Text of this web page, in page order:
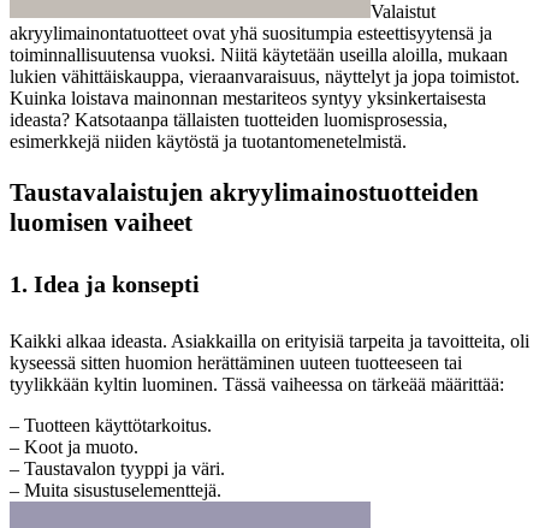
Valaistut
akryylimainontatuotteet ovat yhä suositumpia esteettisyytensä ja
toiminnallisuutensa vuoksi. Niitä käytetään useilla aloilla, mukaan
lukien vähittäiskauppa, vieraanvaraisuus, näyttelyt ja jopa toimistot.
Kuinka loistava mainonnan mestariteos syntyy yksinkertaisesta
ideasta? Katsotaanpa tällaisten tuotteiden luomisprosessia,
esimerkkejä niiden käytöstä ja tuotantomenetelmistä.
Taustavalaistujen akryylimainostuotteiden
luomisen vaiheet
1. Idea ja konsepti
Kaikki alkaa ideasta. Asiakkailla on erityisiä tarpeita ja tavoitteita, oli
kyseessä sitten huomion herättäminen uuteen tuotteeseen tai
tyylikkään kyltin luominen. Tässä vaiheessa on tärkeää määrittää:
– Tuotteen käyttötarkoitus.
– Koot ja muoto.
– Taustavalon tyyppi ja väri.
– Muita sisustuselementtejä.